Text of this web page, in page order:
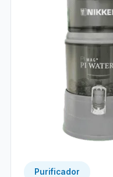
Purificador